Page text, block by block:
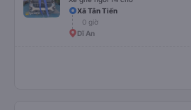
Xã Tân Tiến
0 giờ
Dĩ An